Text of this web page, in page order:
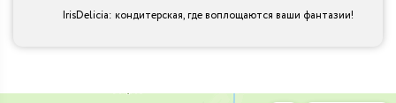
IrisDelicia: кондитерская, где воплощаются ваши фантазии!